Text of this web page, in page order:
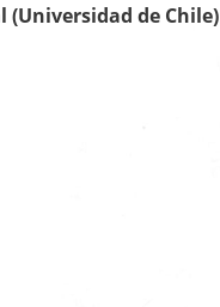
(Universidad de Chile)